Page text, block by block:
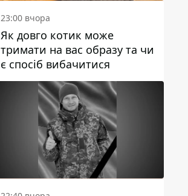
23:00 вчора
Як довго котик може
тримати на вас образу та чи
є спосіб вибачитися